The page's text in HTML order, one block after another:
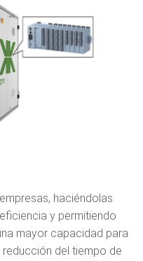
haciéndolas
y permitiendo
mayor capacidad para
del tiempo de